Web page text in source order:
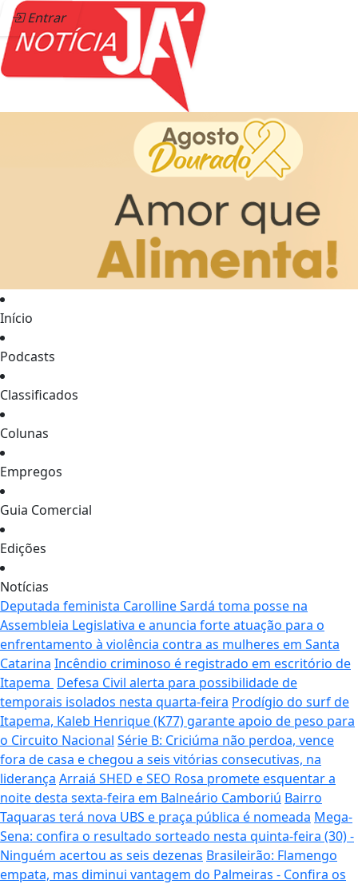
Entrar
Início
Podcasts
Classificados
Colunas
Empregos
Guia Comercial
Edições
Notícias
Deputada feminista Carolline Sardá toma posse na
Assembleia Legislativa e anuncia forte atuação para o
enfrentamento à violência contra as mulheres em Santa
Catarina Incêndio criminoso é registrado em escritório de
Itapema Defesa Civil alerta para possibilidade de
temporais isolados nesta quarta-feira Prodígio do surf de
Itapema, Kaleb Henrique (K77) garante apoio de peso para
o Circuito Nacional Série B: Criciúma não perdoa, vence
fora de casa e chegou a seis vitórias consecutivas, na
liderança Arraiá SHED e SEO Rosa promete esquentar a
noite desta sexta-feira em Balneário Camboriú Bairro
Taquaras terá nova UBS e praça pública é nomeada Mega-
Sena: confira o resultado sorteado nesta quinta-feira (30) -
Ninguém acertou as seis dezenas Brasileirão: Flamengo
empata, mas diminui vantagem do Palmeiras - Confira os